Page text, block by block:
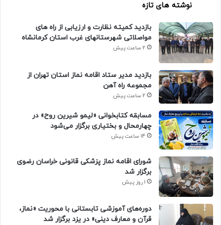
نوشته های تازه
بازدید کمیته نظارت و ارزیابی از راه های
مواصلاتی شهرستانهای غرب استان کرمانشاه
2 ساعت پیش
بازدید مدیر ستاد اقامه نماز استان تهران از
مجموعه راه آهن
2 ساعت پیش
مسابقه کتابخوانی «لیمو شیرین روح» در
چهارمحال و بختیاری برگزار می‌شود
14 ساعت پیش
شورای اقامه نماز پزشکی قانونی خراسان رضوی
برگزار شد
1 روز پیش
دوره‌های آموزشی تابستانی با محوریت «نماز،
قرآن و معارف دینی» در یزد برگزار شد